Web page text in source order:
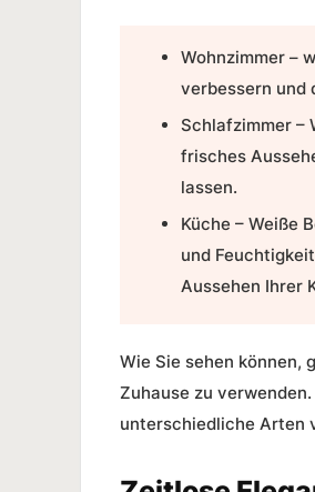
Wohnzimmer –
verbessern und
Schlafzimmer –
frisches
lassen.
Küche – Weiße
und
Aussehen Ihrer
Wie Sie sehen können,
Zuhause zu
unterschiedliche Arten